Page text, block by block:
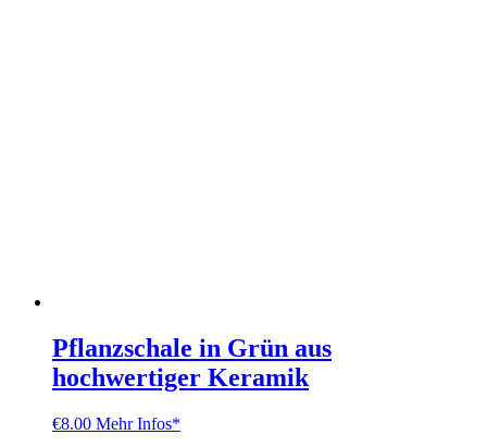
Pflanzschale in Grün aus
hochwertiger Keramik
€8.00 Mehr Infos*